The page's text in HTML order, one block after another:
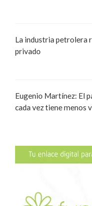
La industria petrolera
privado
Eugenio Martínez: El
cada vez tiene menos